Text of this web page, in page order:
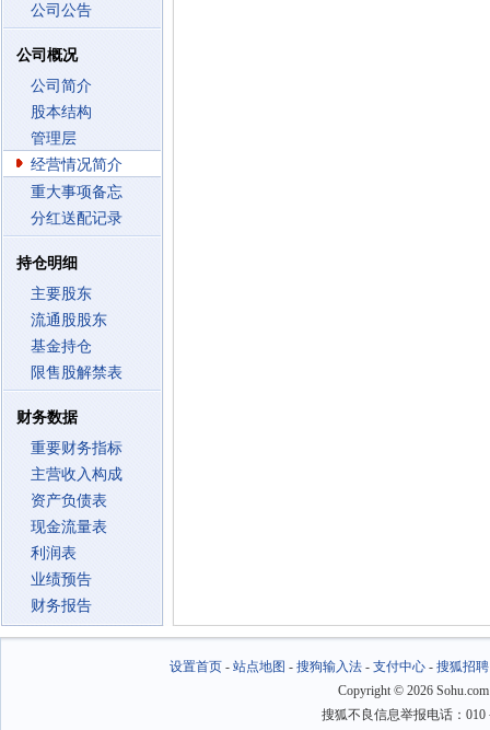
公司公告
公司概况
公司简介
股本结构
管理层
经营情况简介
重大事项备忘
分红送配记录
持仓明细
主要股东
流通股股东
基金持仓
限售股解禁表
财务数据
重要财务指标
主营收入构成
资产负债表
现金流量表
利润表
业绩预告
财务报告
设置首页- 站点地图 - 搜狗输入法- 支付中心- 搜狐招聘
Copyright © 2026
搜狐不良信息举报电话：010